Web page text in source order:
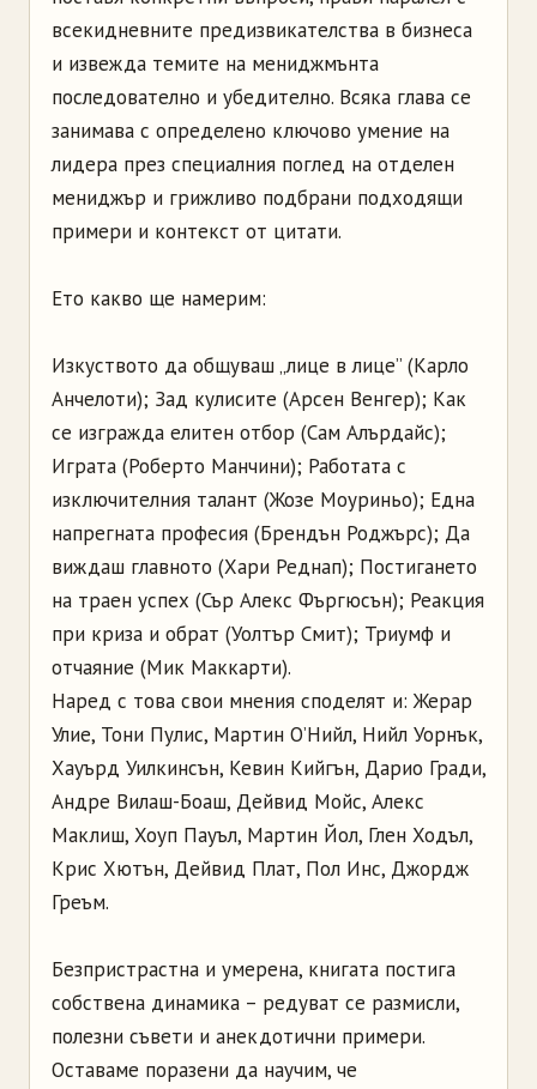
всекидневните предизвикателства в бизнеса
и извежда темите на мениджмънта
последователно и убедително. Всяка глава се
занимава с определено ключово умение на
лидера през специалния поглед на отделен
мениджър и грижливо подбрани подходящи
примери и контекст от цитати.
Ето какво ще намерим:
Изкуството да общуваш „лице в лице” (Карло
Анчелоти); Зад кулисите (Арсен Венгер); Как
се изгражда елитен отбор (Сам Алърдайс);
Играта (Роберто Манчини); Работата с
изключителния талант (Жозе Моуриньо); Една
напрегната професия (Брендън Роджърс); Да
виждаш главното (Хари Реднап); Постигането
на траен успех (Сър Алекс Фъргюсън); Реакция
при криза и обрат (Уолтър Смит); Триумф и
отчаяние (Мик Маккарти).
Наред с това свои мнения споделят и: Жерар
Улие, Тони Пулис, Мартин О’Нийл, Нийл Уорнък,
Хауърд Уилкинсън, Кевин Кийгън, Дарио Гради,
Андре Вилаш-Боаш, Дейвид Мойс, Алекс
Маклиш, Хоуп Пауъл, Мартин Йол, Глен Ходъл,
Крис Хютън, Дейвид Плат, Пол Инс, Джордж
Греъм.
Безпристрастна и умерена, книгата постига
собствена динамика – редуват се размисли,
полезни съвети и анекдотични примери.
Оставаме поразени да научим, че